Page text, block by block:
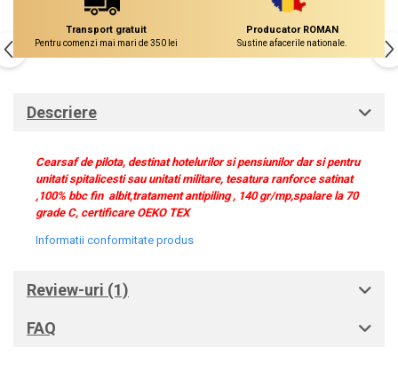
Transport gratuit
Pentru comenzi mai mari de 350 lei
Producator ROMAN
Sustine afacerile nationale.
Descriere
Cearsaf de pilota, destinat hotelurilor si pensiunilor dar si pentru
unitati spitalicesti sau unitati militare, tesatura ranforce satinat
,100% bbc fin albit,tratament antipiling , 140 gr/mp,spalare la 70
grade C, certificare OEKO TEX
Informatii conformitate produs
Review-uri (1)
FAQ